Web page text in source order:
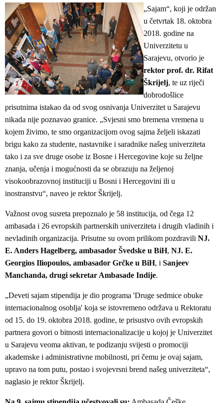
„Sajam“, koji je održan
u četvrtak 18. oktobra
2018. godine na
Univerzitetu u
Sarajevu, otvorio je
rektor prof. dr. Rifat
Škrijelj, te uz riječi
dobrodošlice
prisutnima istakao da od svog osnivanja Univerzitet u Sarajevu
nikada nije poznavao granice. „Svjesni smo bremena vremena u
kojem živimo, te smo organizacijom ovog sajma željeli iskazati
brigu kako za studente, nastavnike i saradnike našeg univerziteta
tako i za sve druge osobe iz Bosne i Hercegovine koje su željne
znanja, učenja i mogućnosti da se obrazuju na željenoj
visokoobrazovnoj instituciji u Bosni i Hercegovini ili u
inostranstvu“, naveo je rektor Škrijelj.
Važnost ovog susreta prepoznalo je 58 institucija, od čega 12
ambasada i 26 evropskih partnerskih univerziteta i drugih vladinih i
nevladinih organizacija. Prisutne su ovom prilikom pozdravili NJ.
E. Anders Hagelberg, ambasador Švedske u BiH, NJ. E.
Georgios Iliopoulos, ambasador Grčke u BiH, i Sanjeev
Manchanda, drugi sekretar Ambasade Indije.
„Deveti sajam stipendija je dio programa 'Druge sedmice obuke
internacionalnog osoblja' koja se istovremeno održava u Rektoratu
od 15. do 19. oktobra 2018. godine, te prisustvo ovih evropskih
partnera govori o bitnosti internacionalizacije u kojoj je Univerzitet
u Sarajevu veoma aktivan, te podizanju svijesti o promociji
akademske i administrativne mobilnosti, pri čemu je ovaj sajam,
upravo na tom putu, postao i svojevrsni brend našeg univerziteta“,
naglasio je rektor Škrijelj.